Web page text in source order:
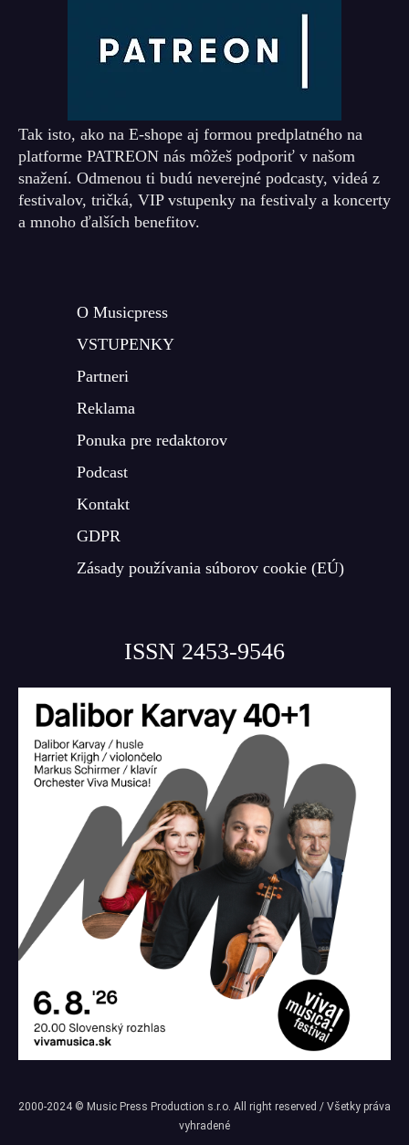
Tak isto, ako na E-shope aj formou predplatného na
platforme PATREON nás môžeš podporiť v našom
snažení. Odmenou ti budú neverejné podcasty, videá z
festivalov, tričká, VIP vstupenky na festivaly a koncerty
a mnoho ďalších benefitov.
O Musicpress
VSTUPENKY
Partneri
Reklama
Ponuka pre redaktorov
Podcast
Kontakt
GDPR
Zásady používania súborov cookie (EÚ)
ISSN 2453-9546
2000-2024 © Music Press Production s.r.o. All right reserved / Všetky práva
vyhradené